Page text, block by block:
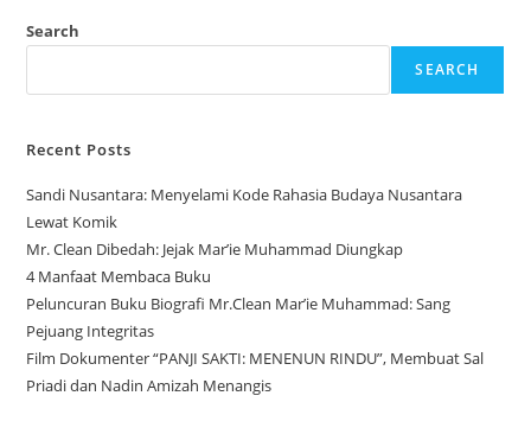
Search
SEARCH
Recent Posts
Sandi Nusantara: Menyelami Kode Rahasia Budaya Nusantara
Lewat Komik
Mr. Clean Dibedah: Jejak Mar’ie Muhammad Diungkap
4 Manfaat Membaca Buku
Peluncuran Buku Biografi Mr.Clean Mar’ie Muhammad: Sang
Pejuang Integritas
Film Dokumenter “PANJI SAKTI: MENENUN RINDU”, Membuat Sal
Priadi dan Nadin Amizah Menangis